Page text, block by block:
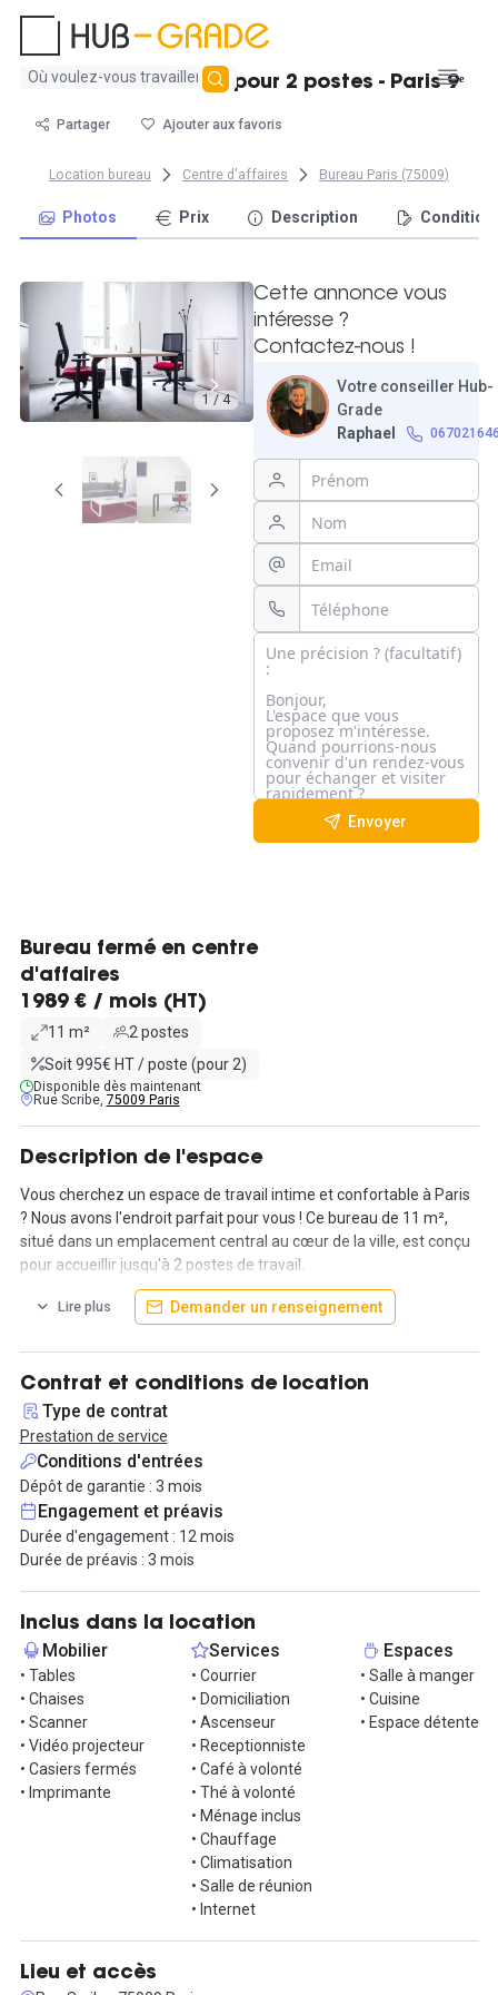
Aucun
trouvé
Beau bureau fermé pour 2 postes - Paris 9ᵉ
Partager Ajouter aux favoris
Location bureau Centre d'affaires Bureau Paris (75009)
Photos Prix Description
1 / 4
Cette annonce vous
intéresse ?
Contactez-nous !
Votre conseiller Hub-
Grade
Raphael
Envoyer
Bureau fermé en centre
d'affaires
1989 € / mois (HT)
11 m²
2 postes
Soit 995€ HT / poste (pour 2)
Disponible dès maintenant
Rue Scribe, 75009 Paris
Description de l'espace
Vous cherchez un espace de travail intime et confortable à Paris
? Nous avons l'endroit parfait pour vous ! Ce bureau de 11 m²,
situé dans un emplacement central au cœur de la ville, est conçu
pour accueillir jusqu'à 2 postes de travail.
À un loyer mensuel de 1989HT€, cette solution de bureau offre
bénéficierez de tous les services nécessaires pour faciliter votre
journée de travail.
Profitez également des avantages tels que café et thé à
disposition, un ménage régulier pour maintenir la propreté de
l'espace, ainsi que le chauffage, la climatisation et une connexion
Internet haut débit pour assurer votre productivité.
En plus de votre espace de travail privé, vous aurez accès à des
espaces communs, comprenant une cuisine entièrement
équipée, des coins détentes et des salles de réunions.
Contactez-nous dès aujourd'hui pour organiser une visite et
découvrir votre prochain espace de travail !
Lire plus Demander un renseignement
Contrat et conditions de location
Type de contrat
Prestation de service
Conditions d'entrées
Dépôt de garantie : 3 mois
Engagement et préavis
Durée d'engagement : 12 mois
Durée de préavis : 3 mois
Inclus dans la location
Mobilier
• Tables
• Chaises
• Scanner
• Vidéo projecteur
• Casiers fermés
• Imprimante
Services
• Courrier
• Domiciliation
• Ascenseur
• Receptionniste
• Café à volonté
• Thé à volonté
• Ménage inclus
• Chauffage
• Climatisation
• Salle de réunion
• Internet
Espaces
• Salle à manger
• Cuisine
• Espace détente
Lieu et accès